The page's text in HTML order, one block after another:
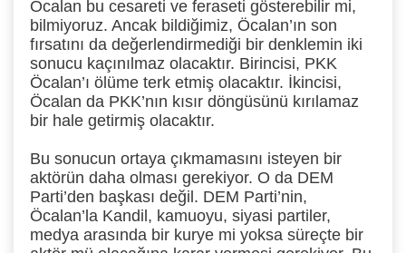
Öcalan bu cesareti ve feraseti gösterebilir mi,
bilmiyoruz. Ancak bildiğimiz, Öcalan’ın son
fırsatını da değerlendirmediği bir denklemin iki
sonucu kaçınılmaz olacaktır. Birincisi, PKK
Öcalan’ı ölüme terk etmiş olacaktır. İkincisi,
Öcalan da PKK’nın kısır döngüsünü kırılamaz
bir hale getirmiş olacaktır.
Bu sonucun ortaya çıkmamasını isteyen bir
aktörün daha olması gerekiyor. O da DEM
Parti’den başkası değil. DEM Parti’nin,
Öcalan’la Kandil, kamuoyu, siyasi partiler,
medya arasında bir kurye mi yoksa süreçte bir